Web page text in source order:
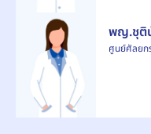
พญ.ชุติ
ศูนย์ศัลยก